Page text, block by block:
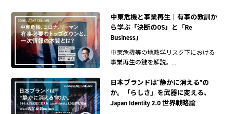
中東危機と事業再生｜有事の教訓か
ら学ぶ「決断のOS」と「Re
Business」
中東危機等の地政学リスク下における
事業再生の鍵を解説。…
日本ブランドは“静かに消える”の
か。「らしさ」を武器に変える、
Japan Identity 2.0 世界戦略論